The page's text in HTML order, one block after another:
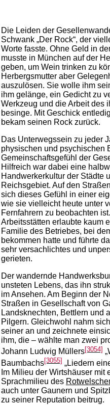
Die Leiden der
Schwank „Der Rock“, der
Worte fasste. Ohne Geld in
musste in München auf der
geben, um Wein trinken zu
Herbergsmutter aber
auszulösen. Sie wolle ihm
ihm gelänge, ein Gedicht zu
Werkzeug und die Arbeit des
besinge. Mit Geschick
bekam seinen Rock zurück.
Das Unterwegssein zu jeder
physischen und psychischen
Gemeinschaftsgefühl der
Hilfreich war dabei eine
Handwerkerkultur der Städte
Reichsgebiet. Auf den
sich dieses Gefühl in einer
wie sie vielleicht heute unter
Fernfahrern zu beobachten
Arbeitsstätten erlaubte kaum
Familie des Betriebes, bei
bekommen hatte und führte
sehr versachlichtes und
gerieten.
Der wandernde
unsteten Lebens, das ihn
im Ansehen. Am Beginn der
Straßen in Gesellschaft von
Landsknechten, Bettlern und
Pilgern. Gleichwohl nahm
seiner an und zeichnete
ihm, die – wählte man zwei
Johann Ludwig Müllers[3054]
Baumbachs[3055] „Liedern
Im Milieu der Wirtshäuser
Sprachmilieu des
auch unter Gaunern und
zu seiner Reputation beitrug.